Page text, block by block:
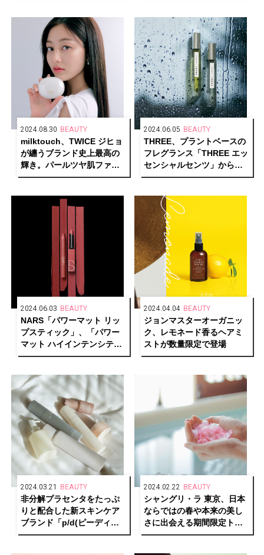
2024.08.30 BEAUTY
milktouch、TWICE ジヒョ
が纏うブランド史上最高の
輝き。パールツヤ肌ファン
デ誕生
2024.06.05 BEAUTY
THREE、プラントベースの
フレグランス「THREE エッ
センシャルセンツ」から、
「雨」をテーマにした2つの
2024.06.03 BEAUTY
NARS「パワーマット リッ
プスティック」、「パワー
マット ハイインテンシティ
リップペンシル」に新色が
2024.04.04 BEAUTY
ジョンマスターオーガニッ
ク、レモネード香るヘアミ
ストが数量限定で登場
2024.03.21 BEAUTY
非分解プラセンタをたっぷ
りと配合した新スキンケア
ブランド「p/d(ピーディ
ー)」が登場
2024.02.22 BEAUTY
シャングリ・ラ 東京、日本
ならではの春や本来の美し
さに出会える期間限定トリ
ートメントメニューを提供